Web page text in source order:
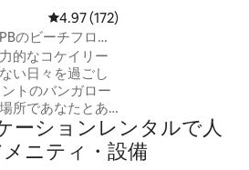
レビュー172件、5つ星中4.97つ
4.97 (172)
のビーチフロン
的なコケイリー
い日々を過ごし
トのバンガロー
所であなたとあ
を提供します。
amp/s/g1.globo.com/google/amp/
pb-oferece-
ーションレンタルで人
ニティ・設備